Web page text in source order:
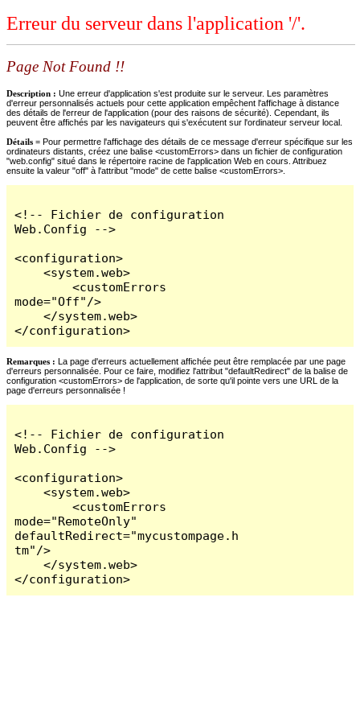
Erreur du serveur dans l'application '/'.
Page Not Found !!
Description : Une erreur d'application s'est produite sur le serveur. Les paramètres
d'erreur personnalisés actuels pour cette application empêchent l'affichage à distance
des détails de l'erreur de l'application (pour des raisons de sécurité). Cependant, ils
peuvent être affichés par les navigateurs qui s'exécutent sur l'ordinateur serveur local.
Détails = Pour permettre l'affichage des détails de ce message d'erreur spécifique sur les
ordinateurs distants, créez une balise <customErrors> dans un fichier de configuration
"web.config" situé dans le répertoire racine de l'application Web en cours. Attribuez
ensuite la valeur "off" à l'attribut "mode" de cette balise <customErrors>.
<!-- Fichier de configuration
Web.Config -->
<configuration>
    <system.web>
        <customErrors
mode="Off"/>
    </system.web>
</configuration>
Remarques : La page d'erreurs actuellement affichée peut être remplacée par une page
d'erreurs personnalisée. Pour ce faire, modifiez l'attribut "defaultRedirect" de la balise de
configuration <customErrors> de l'application, de sorte qu'il pointe vers une URL de la
page d'erreurs personnalisée !
<!-- Fichier de configuration
Web.Config -->
<configuration>
    <system.web>
        <customErrors
mode="RemoteOnly"
defaultRedirect="mycustompage.h
tm"/>
    </system.web>
</configuration>